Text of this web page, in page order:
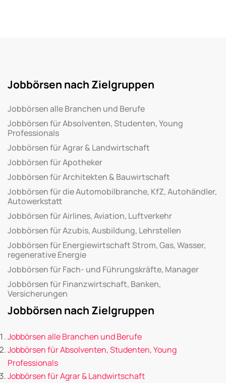
Jobbörsen nach Zielgruppen
Jobbörsen alle Branchen und Berufe
Jobbörsen für Absolventen, Studenten, Young
Professionals
Jobbörsen für Agrar & Landwirtschaft
Jobbörsen für Apotheker
Jobbörsen für Architekten & Bauwirtschaft
Jobbörsen für die Automobilbranche, KfZ, Autohändler,
Autowerkstatt
Jobbörsen für Airlines, Aviation, Luftverkehr
Jobbörsen für Azubis, Ausbildung, Lehrstellen
Jobbörsen für Energiewirtschaft Strom, Gas, Wasser,
regenerative Energie
Jobbörsen für Fach- und Führungskräfte, Manager
Jobbörsen für Finanzwirtschaft, Banken,
Versicherungen
Jobbörsen nach Zielgruppen
Jobbörsen alle Branchen und Berufe
Jobbörsen für Absolventen, Studenten, Young
Professionals
Jobbörsen für Agrar & Landwirtschaft